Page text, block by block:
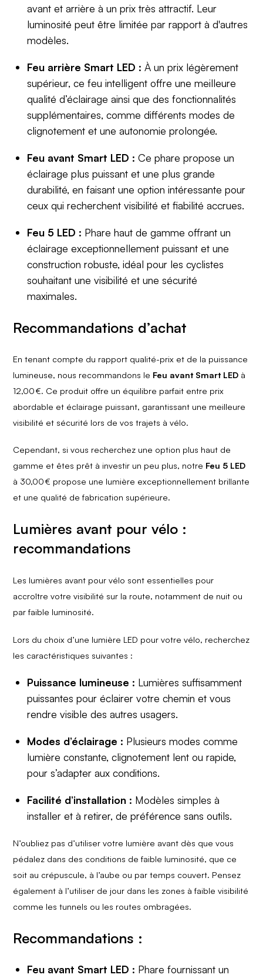
avant et arrière à un prix très attractif. Leur
luminosité peut être limitée par rapport à d'autres
modèles.
Feu arrière Smart LED : À un prix légèrement
supérieur, ce feu intelligent offre une meilleure
qualité d’éclairage ainsi que des fonctionnalités
supplémentaires, comme différents modes de
clignotement et une autonomie prolongée.
Feu avant Smart LED : Ce phare propose un
éclairage plus puissant et une plus grande
durabilité, en faisant une option intéressante pour
ceux qui recherchent visibilité et fiabilité accrues.
Feu 5 LED : Phare haut de gamme offrant un
éclairage exceptionnellement puissant et une
construction robuste, idéal pour les cyclistes
souhaitant une visibilité et une sécurité
maximales.
Recommandations d’achat
En tenant compte du rapport qualité-prix et de la puissance
lumineuse, nous recommandons le Feu avant Smart LED à
12,00 €. Ce produit offre un équilibre parfait entre prix
abordable et éclairage puissant, garantissant une meilleure
visibilité et sécurité lors de vos trajets à vélo.
Cependant, si vous recherchez une option plus haut de
gamme et êtes prêt à investir un peu plus, notre Feu 5 LED
à 30,00 € propose une lumière exceptionnellement brillante
et une qualité de fabrication supérieure.
Lumières avant pour vélo :
recommandations
Les lumières avant pour vélo sont essentielles pour
accroître votre visibilité sur la route, notamment de nuit ou
par faible luminosité.
Lors du choix d’une lumière LED pour votre vélo, recherchez
les caractéristiques suivantes :
Puissance lumineuse : Lumières suffisamment
puissantes pour éclairer votre chemin et vous
rendre visible des autres usagers.
Modes d’éclairage : Plusieurs modes comme
lumière constante, clignotement lent ou rapide,
pour s’adapter aux conditions.
Facilité d’installation : Modèles simples à
installer et à retirer, de préférence sans outils.
N’oubliez pas d’utiliser votre lumière avant dès que vous
pédalez dans des conditions de faible luminosité, que ce
soit au crépuscule, à l’aube ou par temps couvert. Pensez
également à l’utiliser de jour dans les zones à faible visibilité
comme les tunnels ou les routes ombragées.
Recommandations :
Feu avant Smart LED : Phare fournissant un